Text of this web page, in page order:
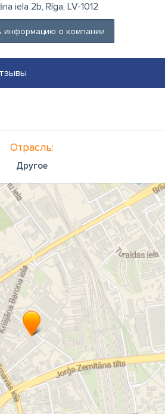
iela 2b, Rīga, LV-1012
информацию о компании
Отрасль:
Другое